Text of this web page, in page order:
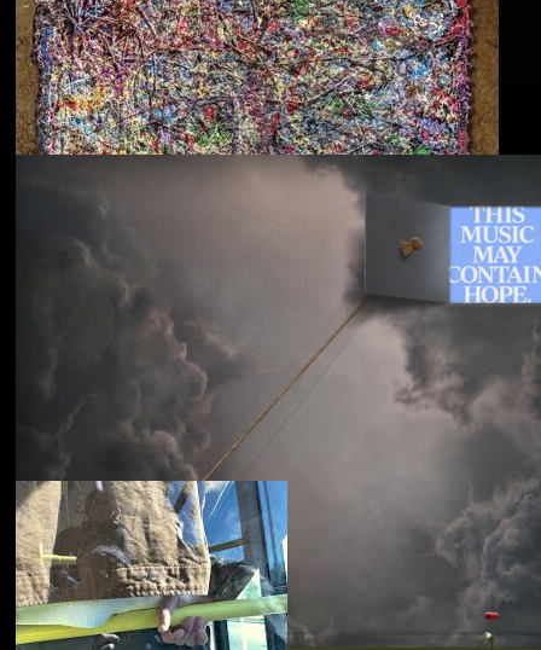
Blu & Exile
Time Heals Everything
Souled American